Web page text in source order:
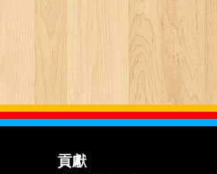
貢獻